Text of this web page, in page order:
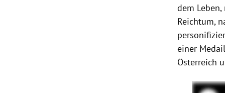
dem
Reichtum,
einer
Österreich